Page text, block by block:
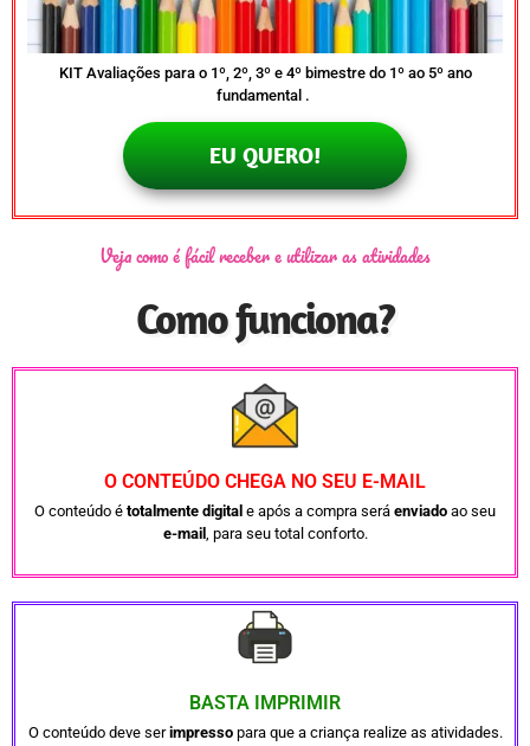
KIT Avaliações para o 1º, 2º, 3º e 4º bimestre do 1º ao 5º ano
fundamental .
EU QUERO!
Veja como é fácil receber e utilizar as atividades
Como funciona?
O CONTEÚDO CHEGA NO SEU E-MAIL
O conteúdo é totalmente digital e após a compra será enviado ao seu
e-mail , para seu total conforto.
BASTA IMPRIMIR
O conteúdo deve serimpresso para que a criança realize as atividades.